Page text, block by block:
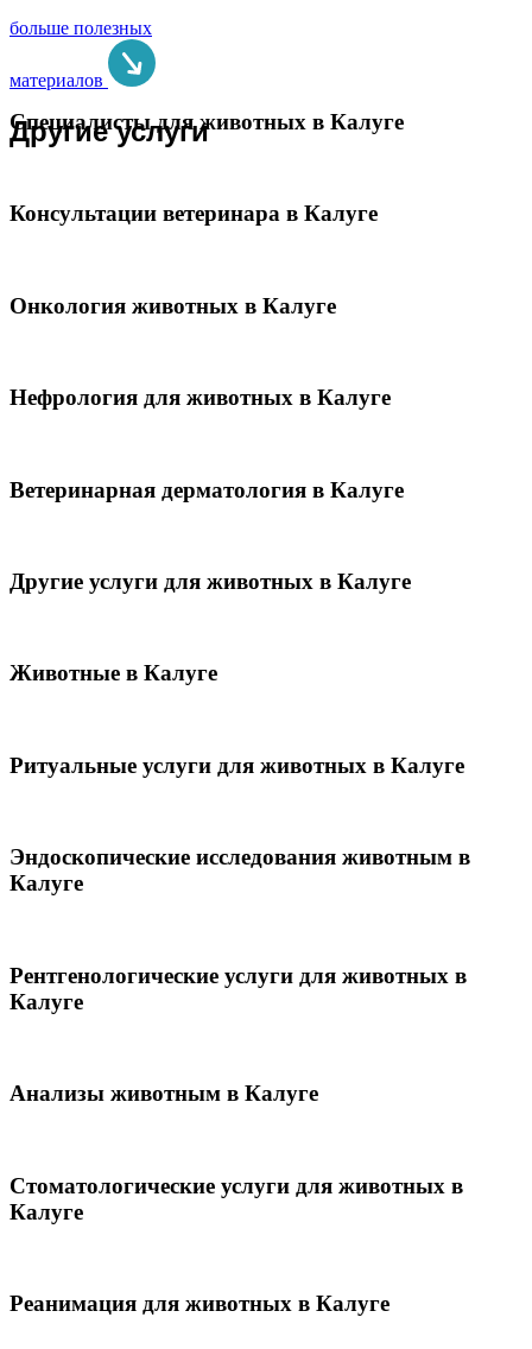
больше полезных
материалов
Другие услуги
Специалисты для животных в Калуге
Консультации ветеринара в Калуге
Онкология животных в Калуге
Нефрология для животных в Калуге
Ветеринарная дерматология в Калуге
Другие услуги для животных в Калуге
Животные в Калуге
Ритуальные услуги для животных в Калуге
Эндоскопические исследования животным в
Калуге
Рентгенологические услуги для животных в
Калуге
Анализы животным в Калуге
Стоматологические услуги для животных в
Калуге
Реанимация для животных в Калуге